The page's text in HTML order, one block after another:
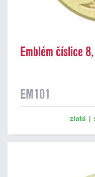
Emblém číslice
EM101
zlatá |